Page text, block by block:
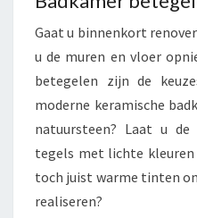
Gaat u binnenkort
u de muren en vloer
betegelen zijn de
moderne keramische
natuursteen? Laat u
tegels met lichte
toch juist warme tinten
realiseren?